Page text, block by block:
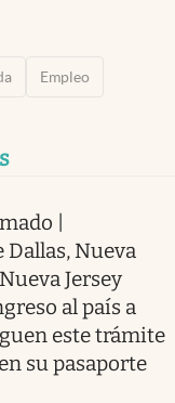
Empleo
|
Nueva
Jersey
al país a
este trámite
su pasaporte